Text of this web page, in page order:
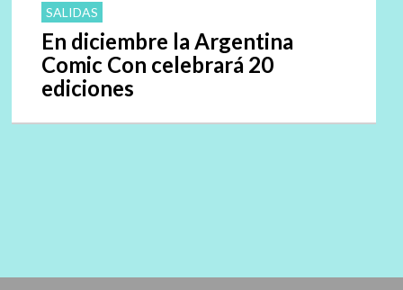
SALIDAS
En diciembre la Argentina
Comic Con celebrará 20
ediciones